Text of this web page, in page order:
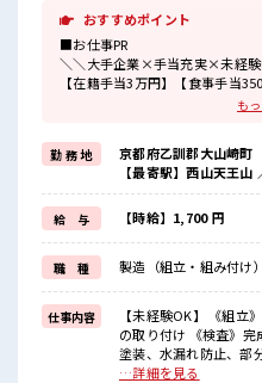
おすすめポイント
■お仕事PR
＼＼大手企業×手当充実×未経
【在籍手当3万円】【食事手当
＼遠方の方も安心◎寮完備/
◎寮費は「タダ」のワンルーム寮
◎家電付き1R寮
◎駐車場完備/マイカー持ち込み
ほかにも...
・赴任時は現地までの移動交通費
・寮から自転車やバイク通勤OK
・長岡京駅/京阪淀駅/阪急西山天
さらに大阪で「ハリウッド映画
までは電車で1時間30分ほど♪
大型連休があるので休みの日が
■最短即日入社決定！
も
勤 務 地
京都府乙訓郡大山崎町
【最寄駅】西山天王
給 与 【時給】1,700 円
職 種 製造（組立・組み付け）
仕事内容
【未経験OK】 《組立
の取り付け 《検査》
塗装、水漏れ防止、部
正を見て、配属先が決定します ※寮アリのお
…詳細を見る